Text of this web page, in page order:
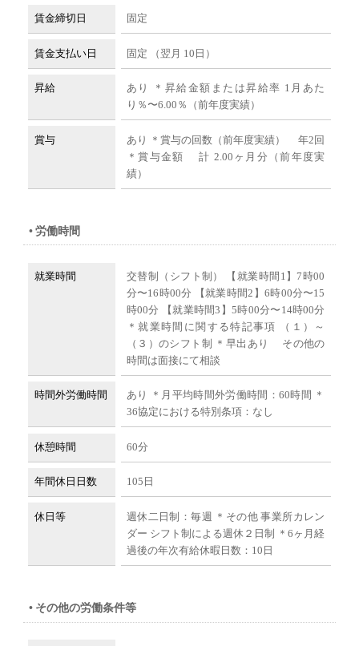
賃金締切日 固定
賃金支払い日 固定 （翌月 10日）
昇給
あり ＊昇給金額または昇給率 1月あた
り％〜6.00％（前年度実績）
賞与
あり ＊賞与の回数（前年度実績） 年2回
＊賞与金額 計 2.00ヶ月分（前年度実
績）
労働時間
就業時間
交替制（シフト制） 【就業時間1】7時00
分〜16時00分 【就業時間2】6時00分〜15
時00分 【就業時間3】5時00分〜14時00分
＊就業時間に関する特記事項 （１）～
（３）のシフト制 ＊早出あり その他の
時間は面接にて相談
時間外労働時間
あり ＊月平均時間外労働時間：60時間 ＊
36協定における特別条項：なし
休憩時間 60分
年間休日日数 105日
休日等
週休二日制：毎週 ＊その他 事業所カレン
ダー シフト制による週休２日制 ＊6ヶ月経
過後の年次有給休暇日数：10日
その他の労働条件等